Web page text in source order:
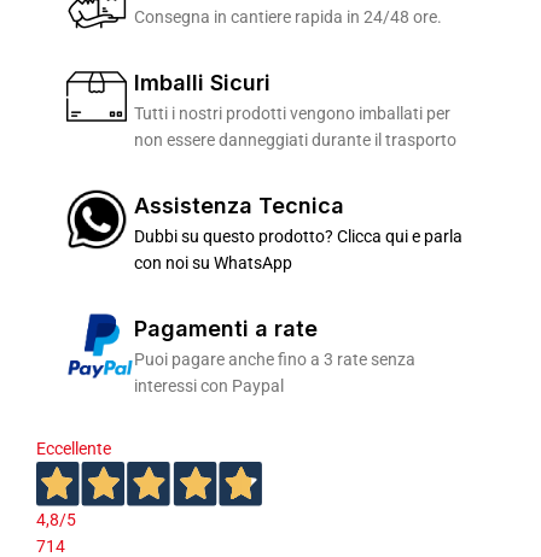
Consegna in cantiere rapida in 24/48 ore.
Imballi Sicuri
Tutti i nostri prodotti vengono imballati per
non essere danneggiati durante il trasporto
Assistenza Tecnica
Dubbi su questo prodotto? Clicca qui e parla
con noi su WhatsApp
Pagamenti a rate
Puoi pagare anche fino a 3 rate senza
interessi con Paypal
Eccellente
4,8/5
714